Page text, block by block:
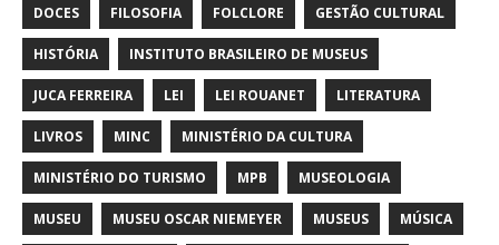
DOCES FILOSOFIA FOLCLORE GESTÃO CULTURAL
HISTÓRIA INSTITUTO BRASILEIRO DE MUSEUS
JUCA FERREIRA LEI LEI ROUANET LITERATURA
LIVROS MINC MINISTÉRIO DA CULTURA
MINISTÉRIO DO TURISMO MPB MUSEOLOGIA
MUSEU MUSEU OSCAR NIEMEYER MUSEUS MÚSICA